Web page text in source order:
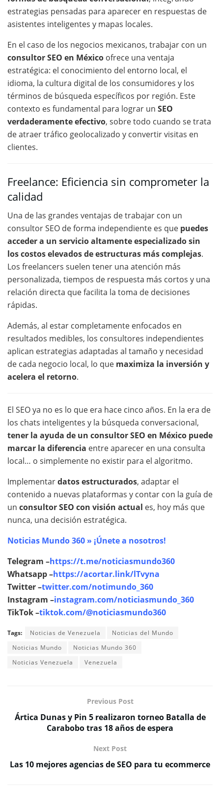
estrategias pensadas para aparecer en respuestas de
asistentes inteligentes y mapas locales.
En el caso de los negocios mexicanos, trabajar con un
consultor SEO en México ofrece una ventaja
estratégica: el conocimiento del entorno local, el
idioma, la cultura digital de los consumidores y los
términos de búsqueda específicos por región. Este
contexto es fundamental para lograr un SEO
verdaderamente efectivo, sobre todo cuando se trata
de atraer tráfico geolocalizado y convertir visitas en
clientes.
Freelance: Eficiencia sin comprometer la
calidad
Una de las grandes ventajas de trabajar con un
consultor SEO de forma independiente es que puedes
acceder a un servicio altamente especializado sin
los costos elevados de estructuras más complejas.
Los freelancers suelen tener una atención más
personalizada, tiempos de respuesta más cortos y una
relación directa que facilita la toma de decisiones
rápidas.
Además, al estar completamente enfocados en
resultados medibles, los consultores independientes
aplican estrategias adaptadas al tamaño y necesidad
de cada negocio local, lo que maximiza la inversión y
acelera el retorno.
El SEO ya no es lo que era hace cinco años. En la era de
los chats inteligentes y la búsqueda conversacional,
tener la ayuda de un consultor SEO en México puede
marcar la diferencia entre aparecer en una consulta
local… o simplemente no existir para el algoritmo.
Implementardatos estructurados, adaptar el
contenido a nuevas plataformas y contar con la guía de
un consultor SEO con visión actual es, hoy más que
nunca, una decisión estratégica.
Noticias Mundo 360 » ¡Únete a nosotros!
Telegram –https://t.me/noticiasmundo360
Whatsapp –https://acortar.link/lTvyna
Twitter –twitter.com/notimundo_360
Instagram –instagram.com/noticiasmundo_360
TikTok –tiktok.com/@noticiasmundo360
Tags: Noticias de Venezuela
Noticias del Mundo
Noticias Mundo
Noticias Mundo 360
Noticias Venezuela
Venezuela
Previous Post
Ártica Dunas y Pin 5 realizaron torneo Batalla de
Carabobo tras 18 años de espera
Next Post
Las 10 mejores agencias de SEO para tu ecommerce